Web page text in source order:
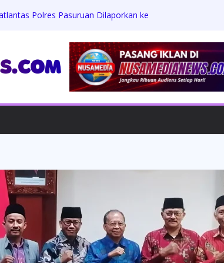
Polres Pasuruan Dilaporkan ke
Penuh Harapan di Titik Nol Singaraja:
Menanti Uluran Tangan
Premanisme dan Penyakit
5 Kawasan Rendah Emisi, Dorong